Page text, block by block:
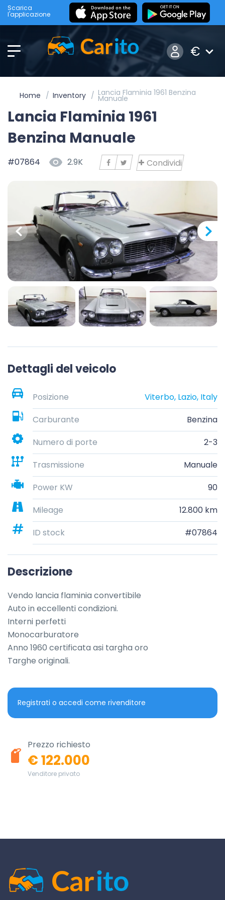
Scarica
l'applicazione
€
Home Inventory Lancia Flaminia 1961 Benzina
Manuale
Lancia Flaminia 1961
Benzina Manuale
#07864 2.9K Condividi
Dettagli del veicolo
Posizione
Viterbo, Lazio, Italy
Carburante
Benzina
Numero di porte
2-3
Trasmissione
Manuale
Power KW
90
Mileage
12.800 km
ID stock
#07864
Descrizione
Vendo lancia flaminia convertibile
Auto in eccellenti condizioni.
Interni perfetti
Monocarburatore
Anno 1960 certificata asi targha oro
Targhe originali.
Registrati o accedi come rivenditore
Prezzo richiesto
€ 122.000
Venditore privato